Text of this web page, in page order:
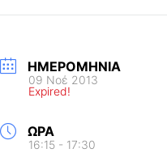
ΗΜΕΡΟΜΗΝΊΑ
09 Νοέ 2013
Expired!
ΏΡΑ
16:15 - 17:30